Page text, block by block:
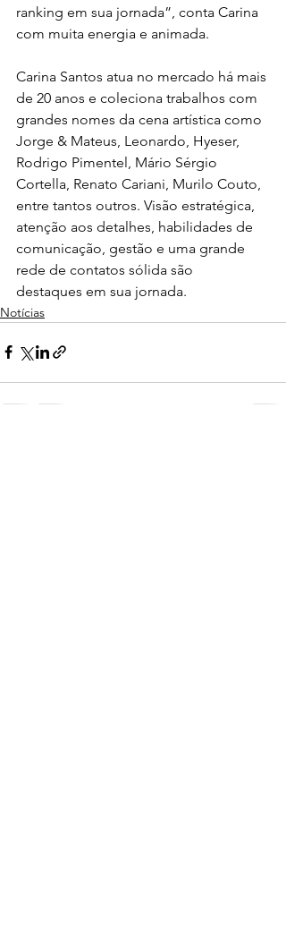
ranking em sua jornada”, conta Carina
com muita energia e animada.
Carina Santos atua no mercado há mais
de 20 anos e coleciona trabalhos com
grandes nomes da cena artística como
Jorge & Mateus, Leonardo, Hyeser,
Rodrigo Pimentel, Mário Sérgio
Cortella, Renato Cariani, Murilo Couto,
entre tantos outros. Visão estratégica,
atenção aos detalhes, habilidades de
comunicação, gestão e uma grande
rede de contatos sólida são
destaques em sua jornada.
Notícias